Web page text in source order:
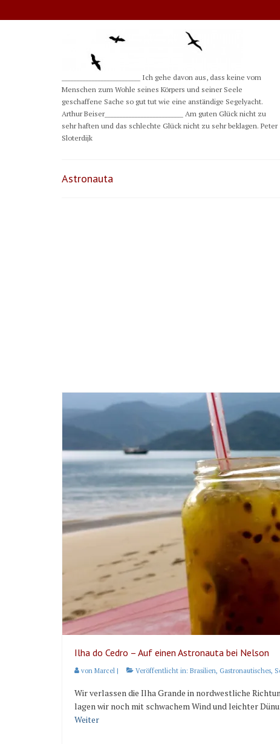
__________________________ Ich gehe davon aus, dass keine vom
Menschen zum Wohle seines Körpers und seiner Seele
geschaffene Sache so gut tut wie eine anständige Segelyacht.
Arthur Beiser__________________________ Am guten Glück nicht zu
sehr haften und das schlechte Glück nicht zu sehr beklagen. Peter
Sloterdijk
Astronauta
Ilha do Cedro – Auf einen Astronauta bei Nelson
von Marcel | Veröffentlicht in: Brasilien, Gastronautisches,
Wir verlassen die Ilha Grande in nordwestliche
lagen wir noch mit schwachem Wind und leichter
Weiter